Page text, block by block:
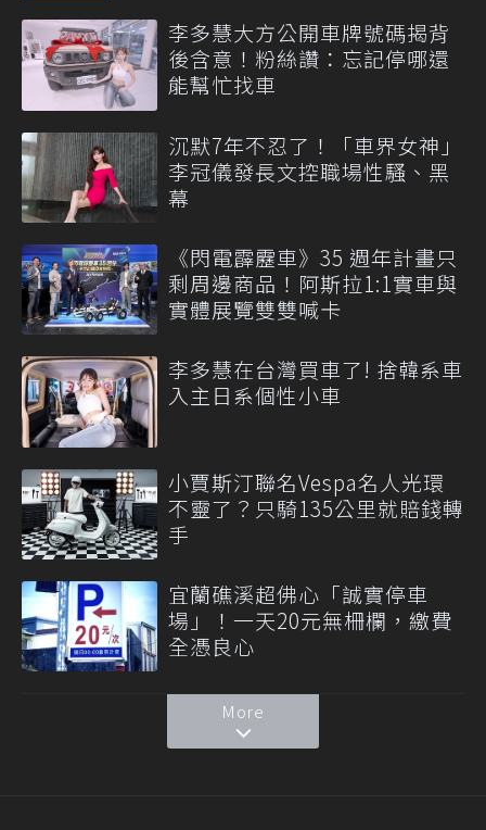
李多慧大方公開車牌號碼揭背
後含意！粉絲讚：忘記停哪還
能幫忙找車
沉默7年不忍了！「車界女神」
李冠儀發長文控職場性騷、黑
幕
《閃電霹靂車》35 週年計畫只
剩周邊商品！阿斯拉1:1實車與
實體展覽雙雙喊卡
李多慧在台灣買車了! 捨韓系車
入主日系個性小車
小賈斯汀聯名Vespa名人光環
不靈了？只騎135公里就賠錢轉
手
宜蘭礁溪超佛心「誠實停車
場」！一天20元無柵欄，繳費
全憑良心
More